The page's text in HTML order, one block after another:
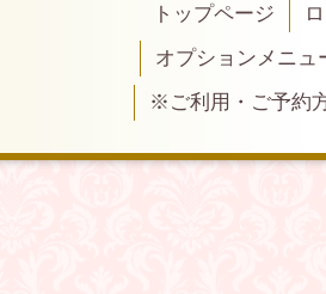
トップページ
オプションメニュ
※ご利用・ご予約